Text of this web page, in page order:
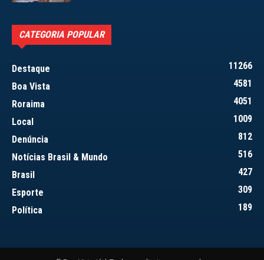
CATEGORIA POPULAR
Destaque
11266
Boa Vista
4581
Roraima
4051
Local
1009
Denúncia
812
Notícias Brasil & Mundo
516
Brasil
427
Esporte
309
Política
189